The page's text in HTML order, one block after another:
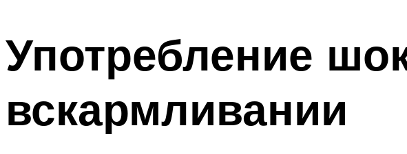
Употребление
вскармливании